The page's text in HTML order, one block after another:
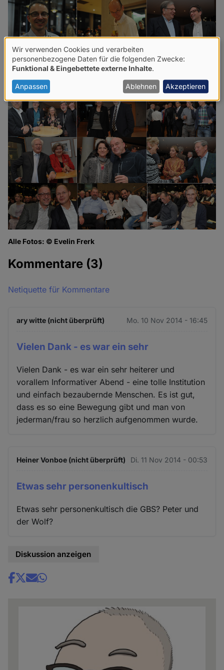
Alle Fotos: © Evelin Frerk
Kommentare (3)
Netiquette für Kommentare
ary witte (nicht überprüft) Mo. 10 Nov 2014 - 16:45
Vielen Dank - es war ein sehr
Vielen Dank - es war ein sehr heiterer und
vorallem Informativer Abend - eine tolle Institution
und einfach bezaubernde Menschen. Es ist gut,
dass es so eine Bewegung gibt und man von
jederman/frau so herzlich aufgenommen wurde.
Heiner Vonboe (nicht überprüft) Di. 11 Nov 2014 - 00:53
Etwas sehr personenkultisch
Etwas sehr personenkultisch die GBS? Peter und
der Wolf?
Diskussion anzeigen
Share
Verwendung
von
personenbezogenen
Daten
und
Cookies
Wir verwenden Cookies und verarbeiten
personenbezogene Daten für die folgenden Zwecke:
Funktional & Eingebettete externe Inhalte
Anpassen Ablehnen Akzeptieren